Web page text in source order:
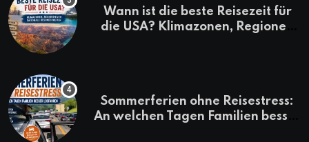
Wann ist die beste Reisezeit für
die USA? Klimazonen, Regionen
Sommerferien ohne Reisestress:
An welchen Tagen Familien besser